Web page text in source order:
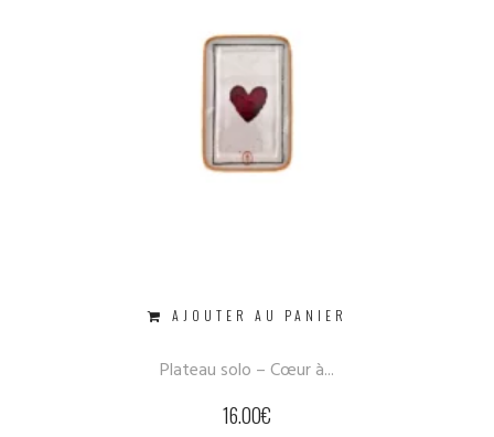
AJOUTER AU PANIER
Plateau solo – Cœur à...
16.00€